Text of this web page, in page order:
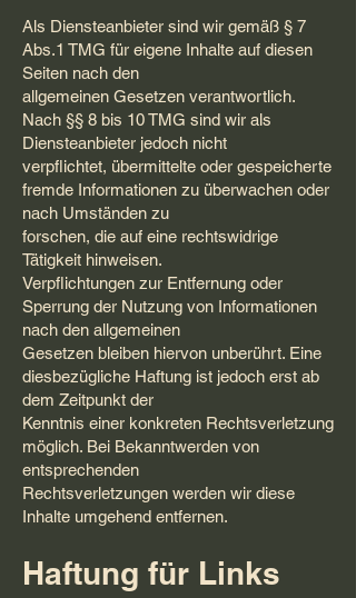
Als Diensteanbieter sind wir gemäß § 7
Abs.1 TMG für eigene Inhalte auf diesen
Seiten nach den
allgemeinen Gesetzen verantwortlich.
Nach §§ 8 bis 10 TMG sind wir als
Diensteanbieter jedoch nicht
verpflichtet, übermittelte oder gespeicherte
fremde Informationen zu überwachen oder
nach Umständen zu
forschen, die auf eine rechtswidrige
Tätigkeit hinweisen.
Verpflichtungen zur Entfernung oder
Sperrung der Nutzung von Informationen
nach den allgemeinen
Gesetzen bleiben hiervon unberührt. Eine
diesbezügliche Haftung ist jedoch erst ab
dem Zeitpunkt der
Kenntnis einer konkreten Rechtsverletzung
möglich. Bei Bekanntwerden von
entsprechenden
Rechtsverletzungen werden wir diese
Inhalte umgehend entfernen.
Haftung für Links